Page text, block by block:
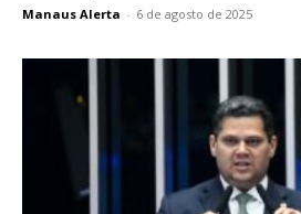
Manaus Alerta - 6 de agosto de 2025